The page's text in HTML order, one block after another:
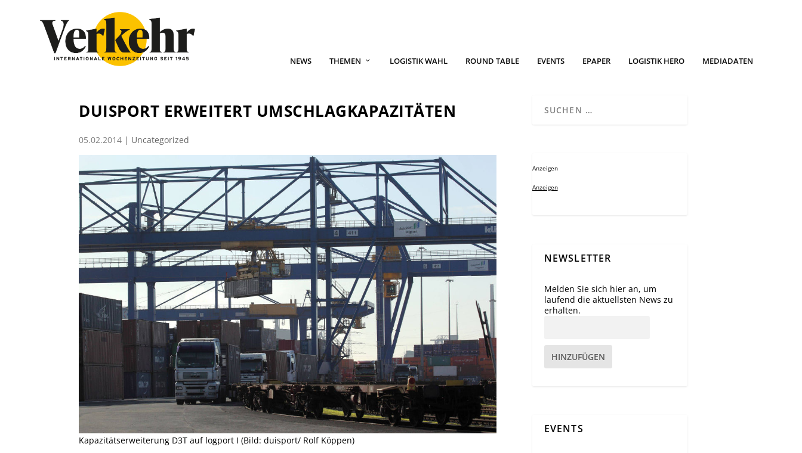
NEWS THEMEN LOGISTIK WAHL ROUND TABLE EVENTS EPAPER LOGISTIK HERO MEDIADATEN
DUISPORT ERWEITERT UMSCHLAGKAPAZITÄTEN
05.02.2014 | Uncategorized
Kapazitätserweiterung D3T auf logport I (Bild: duisport/ Rolf Köppen)
Anzeigen
Anzeigen
NEWSLETTER
Melden Sie sich hier an, um
laufend die aktuellsten News zu
erhalten.
HINZUFÜGEN
EVENTS